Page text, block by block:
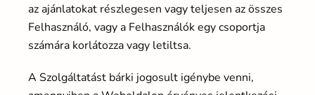
az ajánlatokat részlegesen vagy teljesen az összes
Felhasználó, vagy a Felhasználók egy csoportja
számára korlátozza vagy letiltsa.
A Szolgáltatást bárki jogosult igénybe venni,